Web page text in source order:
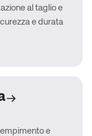
al taglio e
e durata
e